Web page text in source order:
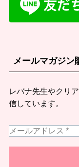
メールマガジン
レバナ先生やクリ
信しています。